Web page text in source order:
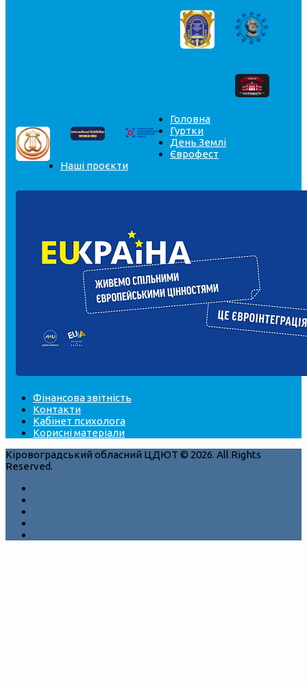
Головна
Гуртки
День Землі
Єврофест
Наші проєкти
Фінансова звітність
Контакти
Кабінет психолога
Корисні матеріали
Кіровоградський обласний ЦДЮТ © 2026. All Rights
Reserved.